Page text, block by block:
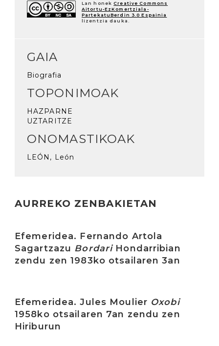
Lan honek Creative Commons
Aitortu-EzKomertziala-
PartekatuBerdin 3.0 Espainia
lizentzia dauka.
GAIA
Biografia
TOPONIMOAK
HAZPARNE
UZTARITZE
ONOMASTIKOAK
LEÓN, León
AURREKO ZENBAKIETAN
Efemeridea. Fernando Artola
Sagartzazu BordariHondarribian
zendu zen 1983ko otsailaren 3an
Efemeridea. Jules Moulier Oxobi
1958ko otsailaren 7an zendu zen
Hiriburun